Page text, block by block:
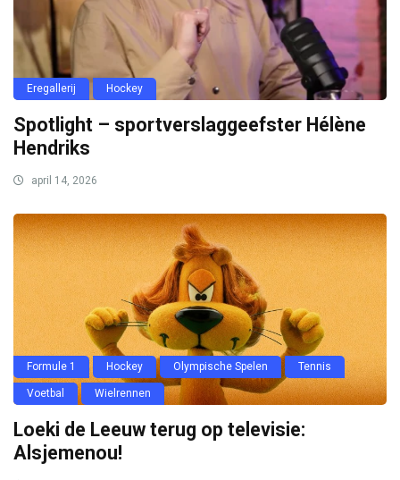
Hendriks
april 14, 2026
Formule 1 Hockey Olympische Spelen Tennis
Wielrennen
Loeki de Leeuw terug op televisie:
Alsjemenou!
mei 17, 2021